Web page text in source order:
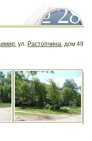
, ул. Растопчина, дом 49